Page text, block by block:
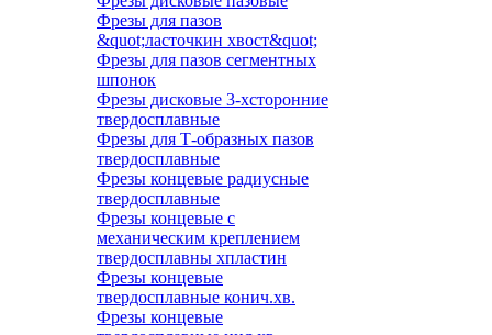
Фрезы для пазов
&quot;ласточкин хвост&quot;
Фрезы для пазов сегментных
шпонок
Фрезы дисковые 3-хсторонние
твердосплавные
Фрезы для Т-образных пазов
твердосплавные
Фрезы концевые радиусные
твердосплавные
Фрезы концевые с
механическим креплением
твердосплавны хпластин
Фрезы концевые
твердосплавные конич.хв.
Фрезы концевые